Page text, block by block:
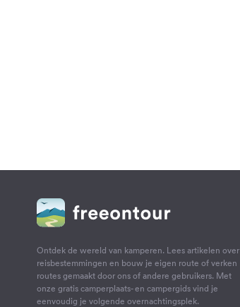
Ontdek de wereld van kamperen. Lees artikelen over
reisbestemmingen en bouw je eigen route of verken
routes gemaakt door ons of andere gebruikers. Met
onze gratis camperplaats- en campergids vind je
eenvoudig je volgende overnachtingsplek.